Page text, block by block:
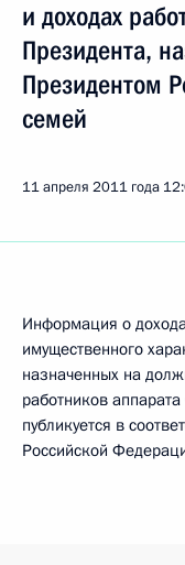
и доходах
Президента,
Президентом
семей
11 апреля 2011 года
Информация о
имущественного
назначенных на
работников
публикуется в
Российской